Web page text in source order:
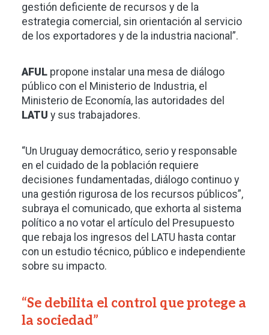
gestión deficiente de recursos y de la
estrategia comercial, sin orientación al servicio
de los exportadores y de la industria nacional”.
AFUL propone instalar una mesa de diálogo
público con el Ministerio de Industria, el
Ministerio de Economía, las autoridades del
LATU y sus trabajadores.
“Un Uruguay democrático, serio y responsable
en el cuidado de la población requiere
decisiones fundamentadas, diálogo continuo y
una gestión rigurosa de los recursos públicos”,
subraya el comunicado, que exhorta al sistema
político a no votar el artículo del Presupuesto
que rebaja los ingresos del LATU hasta contar
con un estudio técnico, público e independiente
sobre su impacto.
“Se debilita el control que protege a
la sociedad”